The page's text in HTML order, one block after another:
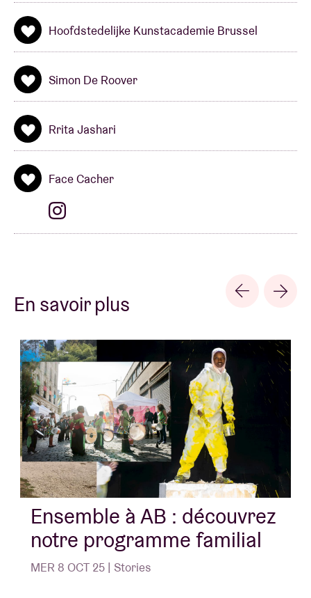
Hoofdstedelijke Kunstacademie Brussel
Simon De Roover
Rrita Jashari
Face Cacher
En savoir plus
Ensemble à AB : découvrez
notre programme familial
MER 8 OCT 25 | Stories